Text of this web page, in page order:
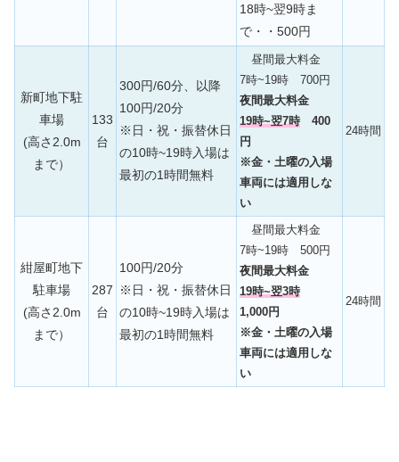
18時~翌9時ま
で・・500円
新町地下駐
車場
(高さ2.0m
まで）
133
台
300円/60分、以降
100円/20分
※日・祝・振替休日
の10時~19時入場は
最初の1時間無料
昼間最大料金
7時~19時 700円
夜間最大料金
19時~翌7時 400
円
※金・土曜の入場
車両には適用しな
い
24時間
紺屋町地下
駐車場
(高さ2.0m
まで）
287
台
100円/20分
※日・祝・振替休日
の10時~19時入場は
最初の1時間無料
昼間最大料金
7時~19時 500円
夜間最大料金
19時~翌3時
1,000円
※金・土曜の入場
車両には適用しな
い
24時間